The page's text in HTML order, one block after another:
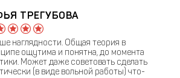
ТРЕГУБОВА
наглядности. Общая теория в
ощутима и понятна, до момента
Может даже советовать сделать
(в виде вольной работы) что-